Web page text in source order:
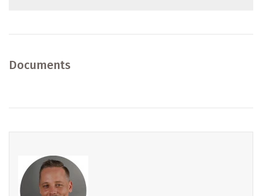
séduira par son emplacement privilégié, sa qualité de
diekirch@b-immobilier.lu
Documents